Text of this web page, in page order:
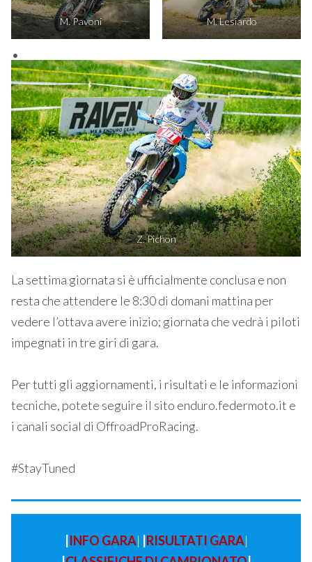
M. Pavoni M. Lesiardo
Z. Pichon
La settima giornata si è ufficialmente conclusa e non
resta che attendere le 8:30 di domani mattina per
vedere l’ottava avere inizio; giornata che vedrà i piloti
impegnati in tre giri di gara.
Per tutti gli aggiornamenti, i risultati e le informazioni
tecniche, potete seguire il sito enduro.federmoto.it e
i canali social di OffroadProRacing.
#StayTuned
|INFO GARA| |RISULTATI GARA|